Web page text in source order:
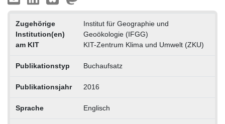
Zugehörige
Institution(en)
am KIT
Institut für Geographie und
Geoökologie (IFGG)
KIT-Zentrum Klima und Umwelt (ZKU)
Publikationstyp Buchaufsatz
Publikationsjahr 2016
Sprache Englisch